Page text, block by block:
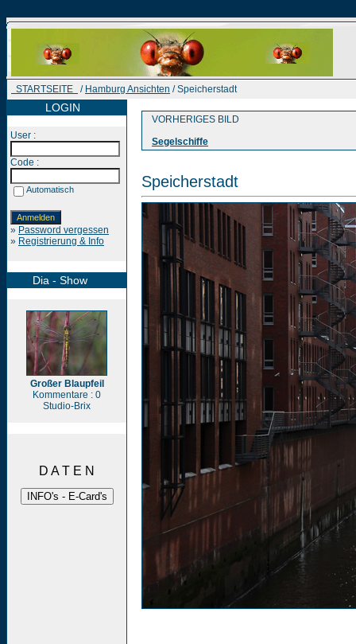
STARTSEITE / Hamburg Ansichten / Speicherstadt
LOGIN
User :
Code :
Automatisch
» Password vergessen
» Registrierung & Info
Dia - Show
Großer Blaupfeil
Kommentare : 0
Studio-Brix
D A T E N
VORHERIGES BILD
Segelschiffe
Speicherstadt